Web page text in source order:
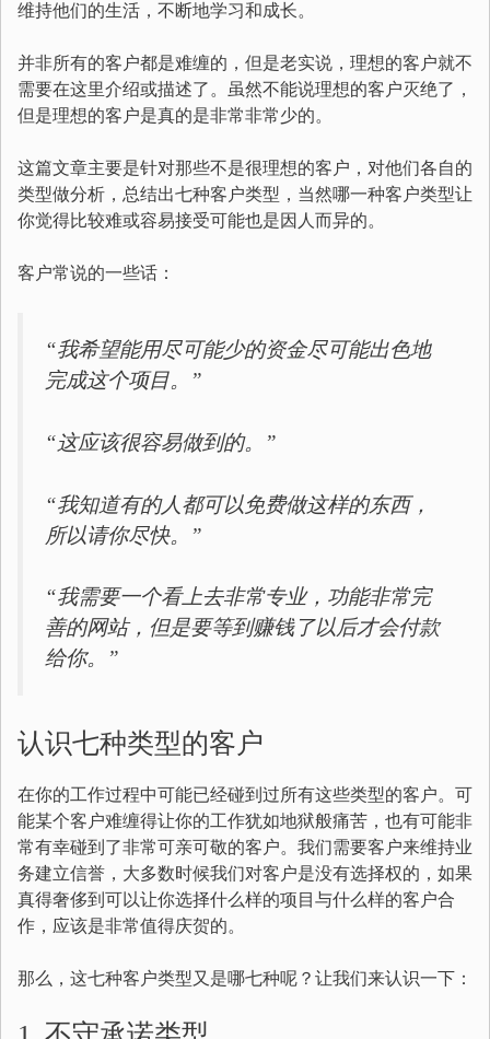
维持他们的生活，不断地学习和成长。
并非所有的客户都是难缠的，但是老实说，理想的客户就不
需要在这里介绍或描述了。虽然不能说理想的客户灭绝了，
但是理想的客户是真的是非常非常少的。
这篇文章主要是针对那些不是很理想的客户，对他们各自的
类型做分析，总结出七种客户类型，当然哪一种客户类型让
你觉得比较难或容易接受可能也是因人而异的。
客户常说的一些话：
“我希望能用尽可能少的资金尽可能出色地
完成这个项目。”
“这应该很容易做到的。”
“我知道有的人都可以免费做这样的东西，
所以请你尽快。”
“我需要一个看上去非常专业，功能非常完
善的网站，但是要等到赚钱了以后才会付款
给你。”
认识七种类型的客户
在你的工作过程中可能已经碰到过所有这些类型的客户。可
能某个客户难缠得让你的工作犹如地狱般痛苦，也有可能非
常有幸碰到了非常可亲可敬的客户。我们需要客户来维持业
务建立信誉，大多数时候我们对客户是没有选择权的，如果
真得奢侈到可以让你选择什么样的项目与什么样的客户合
作，应该是非常值得庆贺的。
那么，这七种客户类型又是哪七种呢？让我们来认识一下：